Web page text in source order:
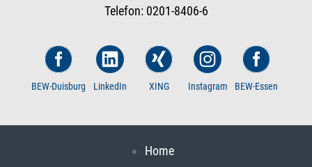
Telefon: 0201-8406-6
BEW-Duisburg LinkedIn XING Instagram BEW-Essen
Home